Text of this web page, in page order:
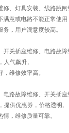
、灯具安装、线路跳闸
意或电路不能正常使用
，用户满意度较高。
关插座维修、电路故障
气飙升。
维修效率高。
路故障维修、开关插
提供优惠券，价格透明。
，维修质量可靠。